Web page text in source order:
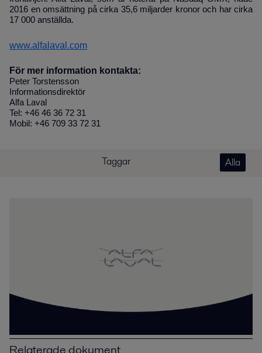
2016 en omsättning på cirka 35,6 miljarder kronor och har cirka
17 000 anställda.
www.alfalaval.com
För mer information kontakta:
Peter Torstensson
Informationsdirektör
Alfa Laval
Tel: +46 46 36 72 31
Mobil: +46 709 33 72 31
Taggar Alla
Relaterade dokument